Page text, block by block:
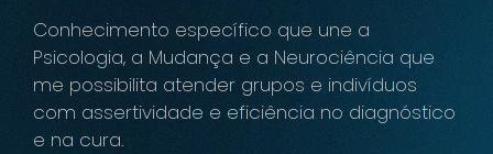
Conhecimento específico que une a
Psicologia, a Mudança e a Neurociência que
me possibilita atender grupos e indivíduos
com assertividade e eficiência no diagnóstico
e na cura.